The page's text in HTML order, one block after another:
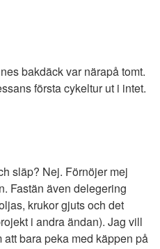
bakdäck var närapå tomt.
första cykeltur ut i intet.
släp? Nej. Förnöjer mej
Fastän även delegering
krukor gjuts och det
i andra ändan). Jag vill
bara peka med käppen på